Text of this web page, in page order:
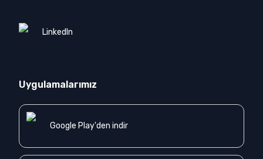
LinkedIn
Uygulamalarımız
Google Play'den indir